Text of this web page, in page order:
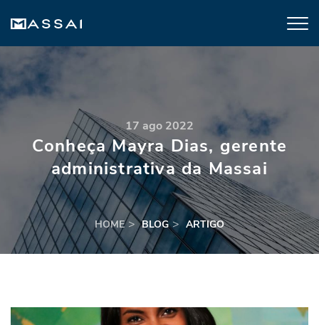
17 ago 2022
Conheça Mayra Dias, gerente
administrativa da Massai
HOME BLOG ARTIGO